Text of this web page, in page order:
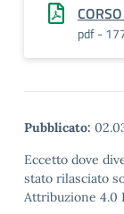
pdf -
Pubblicato:
Eccetto dove
stato rilasciato
Attribuzione 4.0